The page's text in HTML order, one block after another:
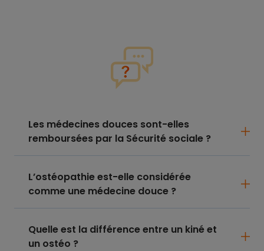
Les médecines douces sont-elles
remboursées par la Sécurité sociale ?
L’ostéopathie est-elle considérée
comme une médecine douce ?
Quelle est la différence entre un kiné et
un ostéo ?